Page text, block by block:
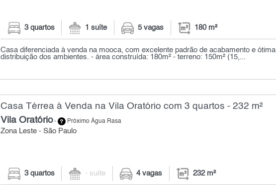
3 quartos 1 suíte 5 vagas 180 m²
Casa diferenciada à venda na mooca, com excelente padrão de acabamento e ótima
distribuição dos ambientes. - área construída: 180m² - terreno: 150m² (15,...
Casa Térrea à Venda na Vila Oratório com 3 quartos - 232 m²
Vila Oratório- Próximo Água Rasa
Zona Leste - São Paulo
3 quartos - suíte 4 vagas 232 m²